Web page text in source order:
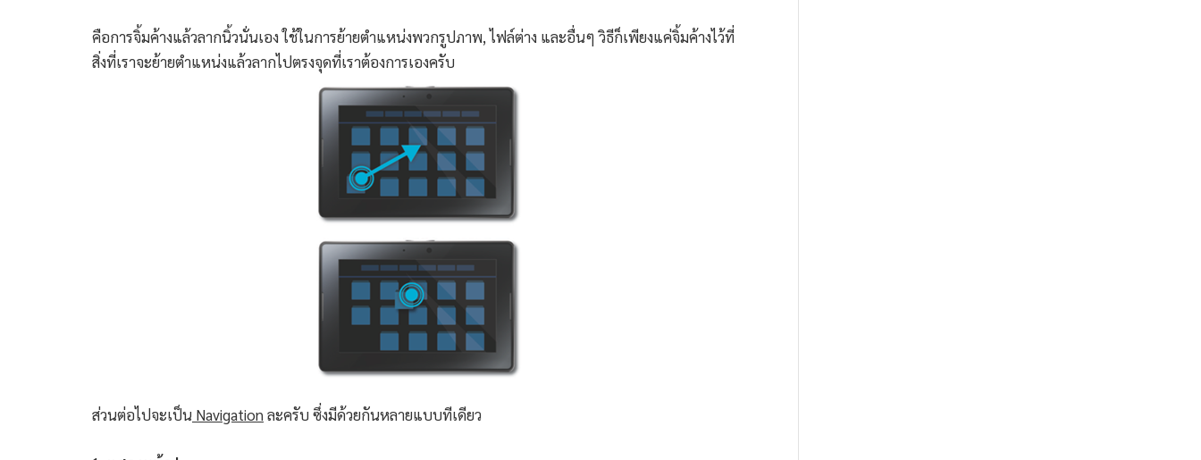
คือการจิ้มค้างแล้วลากนิ้วนั่นเอง ใช้ในการย้ายตำแหน่งพวกรูปภาพ, ไฟล์ต่าง และอื่นๆ วิธีก็เพียงแค่จิ้มค้างไว้ที่
สิ่งที่เราจะย้ายตำแหน่งแล้วลากไปตรงจุดที่เราต้องการเองครับ
ส่วนต่อไปจะเป็น Navigation ละครับ ซึ่งมีด้วยกันหลายแบบทีเดียว